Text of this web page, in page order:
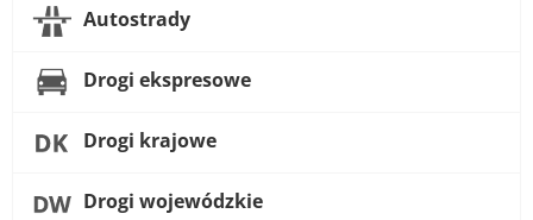
Autostrady
Drogi ekspresowe
Drogi krajowe
Drogi wojewódzkie